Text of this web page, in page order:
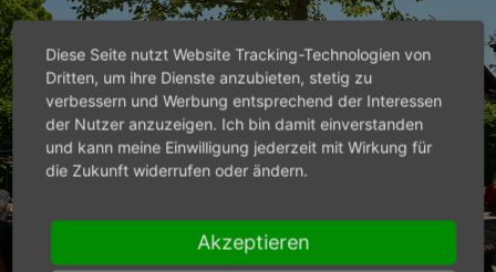
Diese Seite nutzt Website Tracking-Technologien von
Dritten, um ihre Dienste anzubieten, stetig zu
verbessern und Werbung entsprechend der Interessen
der Nutzer anzuzeigen. Ich bin damit einverstanden
und kann meine Einwilligung jederzeit mit Wirkung für
die Zukunft widerrufen oder ändern.
Akzeptieren